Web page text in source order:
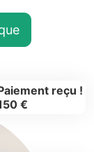
reçu !
€